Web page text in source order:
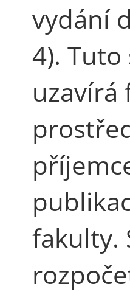
vydání
4).
uzavírá
fakulty.